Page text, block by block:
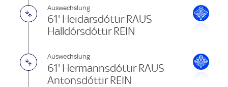
Auswechslung
61' Heidarsdóttir RAUS
Halldórsdóttir REIN
Auswechslung
61' Hermannsdóttir RAUS
Antonsdóttir REIN